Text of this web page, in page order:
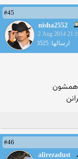
#45
nisha2552
2 Aug 2014
ارسالها: 3525
همشون
#46
alirezadust